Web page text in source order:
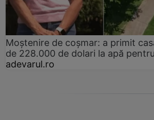
Moștenire de coșmar: a primit
de 228.000 de dolari la apă
adevarul.ro